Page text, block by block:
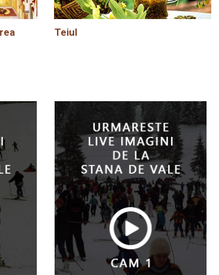
Teiul